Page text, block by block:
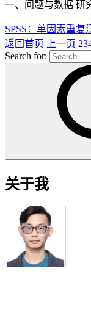
一、问题与数据 研
SPSS：单因素重复
返回首页
上一页 23
Search for:
关于我